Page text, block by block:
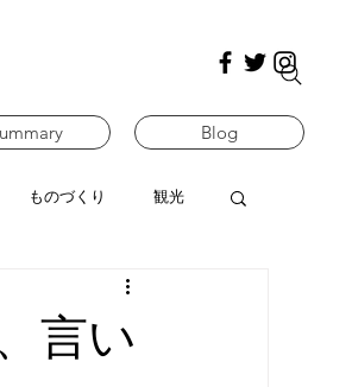
Blog
ものづくり 観光
言い